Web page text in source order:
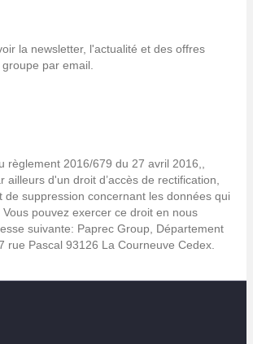
la newsletter, l'actualité et des offres
par email.
règlement 2016/679 du 27 avril 2016,,
ailleurs d'un droit d’accès de rectification,
de suppression concernant les données qui
pouvez exercer ce droit en nous
suivante: Paprec Group, Département
rue Pascal 93126 La Courneuve Cedex.